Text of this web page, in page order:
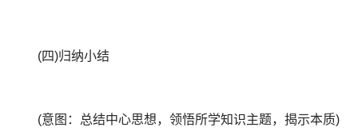
(四)归纳小结
(意图：总结中心思想，领悟所学知识主题，揭示本质)